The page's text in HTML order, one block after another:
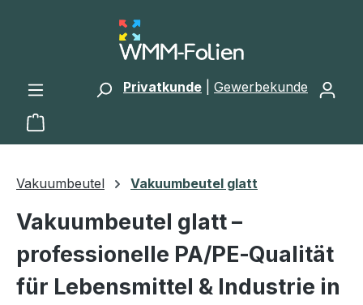
Zum Hauptinhalt springen
Privatkunde Gewerbekunde
Warenkorb enthält 0 Positionen. Der
Vakuumbeutel Vakuumbeutel glatt
Vakuumbeutel glatt –
professionelle PA/PE‑Qualität
für Lebensmittel & Industrie in